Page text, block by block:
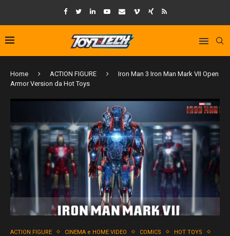
Home ACTION FIGURE
Iron Man 3 Iron Man Mark VII Open
Armor Version da Hot Toys
ACTION FIGURE CINEMA e HOME VIDEO COMICS
HOT TOYS